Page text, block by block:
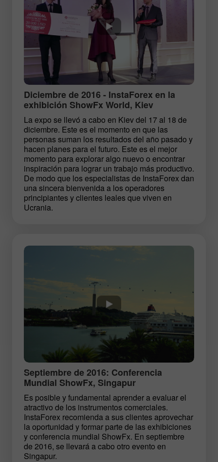
Diciembre de 2016 - InstaForex en la
exhibición ShowFx World, Kiev
La expo se llevó a cabo en Kiev del 17 al 18 de
diciembre. Este es el momento en que las
personas suman los resultados del año pasado y
hacen planes para el futuro. Este es el mejor
momento para explorar algo nuevo o encontrar
inspiración para lograr un trabajo más productivo.
De modo que los especialistas de InstaForex dan
una sincera bienvenida a los operadores
principiantes y clientes leales que viven en
Ucrania.
Septiembre de 2016: Conferencia
Mundial ShowFx, Singapur
Es posible y fundamental aprender a evaluar el
atractivo de los instrumentos comerciales.
InstaForex recomienda a sus clientes aprovechar
la oportunidad y formar parte de las exhibiciones
y conferencia mundial ShowFx. En septiembre
de 2016, se llevará a cabo otro evento en
Singapur.